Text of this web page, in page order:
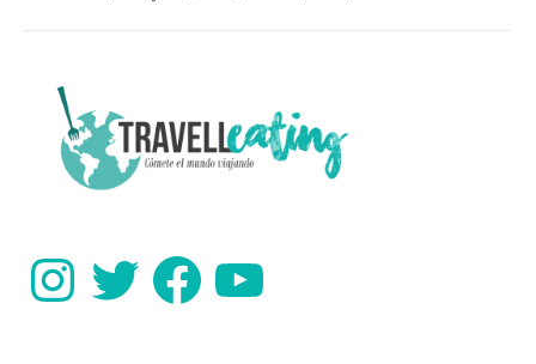
PRIMARY
SIDEBAR
InstagramTwitter FacebookYouTube